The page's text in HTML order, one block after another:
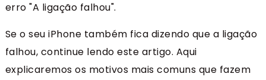
erro "A ligação falhou".
Se o seu iPhone também fica dizendo que a ligação
falhou, continue lendo este artigo. Aqui
explicaremos os motivos mais comuns que fazem